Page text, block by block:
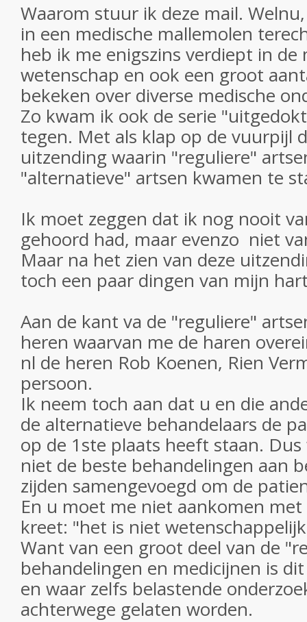
Waarom stuur ik deze mail.
in een medische mallemolen
heb ik me enigszins verdiept in de
wetenschap en ook een groot
bekeken over diverse medische
Zo kwam ik ook de serie
tegen. Met als klap op de vuurpijl
uitzending waarin "reguliere"
"alternatieve" artsen kwamen te
Ik moet zeggen dat ik nog nooit
gehoord had, maar evenzo niet
Maar na het zien van deze
toch een paar dingen van mijn
Aan de kant va de "reguliere"
heren waarvan me de haren
nl de heren Rob Koenen, Rien
persoon.
Ik neem toch aan dat u en die
de alternatieve behandelaars de
op de 1ste plaats heeft staan.
niet de beste behandelingen aan
zijden samengevoegd om de
En u moet me niet aankomen
kreet: "het is niet
Want van een groot deel van de
behandelingen en medicijnen is
en waar zelfs belastende
achterwege gelaten worden.